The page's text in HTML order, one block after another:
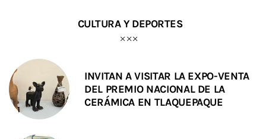
CULTURA Y DEPORTES
INVITAN A VISITAR LA EXPO-VENTA
DEL PREMIO NACIONAL DE LA
CERÁMICA EN TLAQUEPAQUE